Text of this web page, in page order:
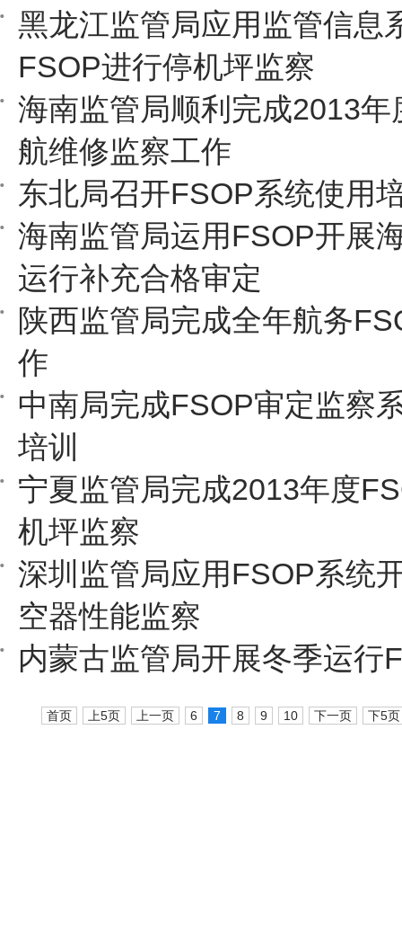
黑龙江监管局应用监管信息
FSOP进行停机坪监察
海南监管局顺利完成2013年
航维修监察工作
东北局召开FSOP系统使用
海南监管局运用FSOP开展
运行补充合格审定
陕西监管局完成全年航务
作
中南局完成FSOP审定监察
培训
宁夏监管局完成2013年度
机坪监察
深圳监管局应用FSOP系统
空器性能监察
内蒙古监管局开展冬季运行
首页 上5页 上一页 6 7 8 9 10 下一页 下5页